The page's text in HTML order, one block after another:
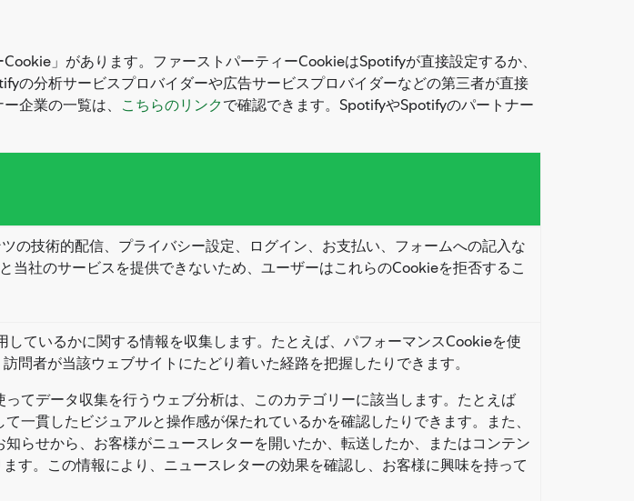
」があります。ファーストパーティーCookieはSpotifyが直接設定するか、
の分析サービスプロバイダーや広告サービスプロバイダーなどの第三者が直接
企業の一覧は、 こちらのリンクで確認できます。SpotifyやSpotifyのパートナー
の技術的配信、プライバシー設定、ログイン、お支払い、フォームへの記入な
当社のサービスを提供できないため、ユーザーはこれらのCookieを拒否するこ
ているかに関する情報を収集します。たとえば、パフォーマンスCookieを使
者が当該ウェブサイトにたどり着いた経路を把握したりできます。
てデータ収集を行うウェブ分析は、このカテゴリーに該当します。たとえば
一貫したビジュアルと操作感が保たれているかを確認したりできます。また、
らせから、お客様がニュースレターを開いたか、転送したか、またはコンテン
す。この情報により、ニュースレターの効果を確認し、お客様に興味を持って